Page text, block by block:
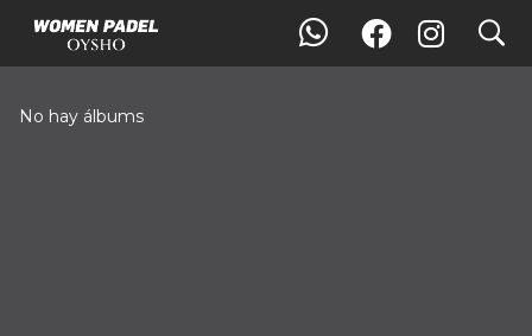
search
Galería
No hay álbums